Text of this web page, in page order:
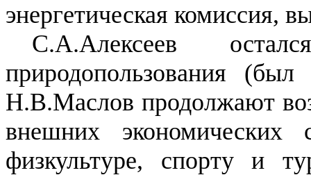
энергетическая комиссия,
С.А.Алексеев
природопользования
Н.В.Маслов продолжают
внешних
физкультуре, спорту и